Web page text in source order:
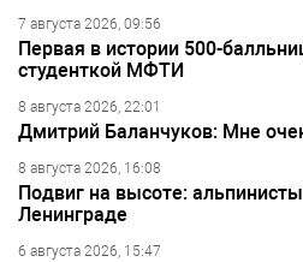
7 августа 2026, 09:56
Первая в истории 500-
студенткой МФТИ
8 августа 2026, 22:01
Дмитрий Баланчуков: Мне
8 августа 2026, 16:08
Подвиг на высоте:
Ленинграде
6 августа 2026, 15:47